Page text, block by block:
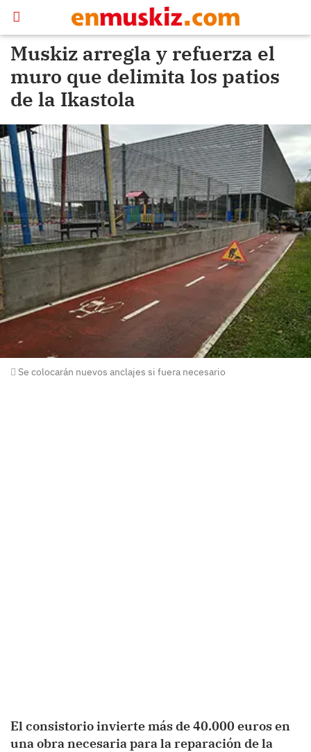
Muskiz arregla y refuerza el
muro que delimita los patios
de la Ikastola
Se colocarán nuevos anclajes si fuera necesario
El consistorio invierte más de 40.000 euros en
una obra necesaria para la reparación de la